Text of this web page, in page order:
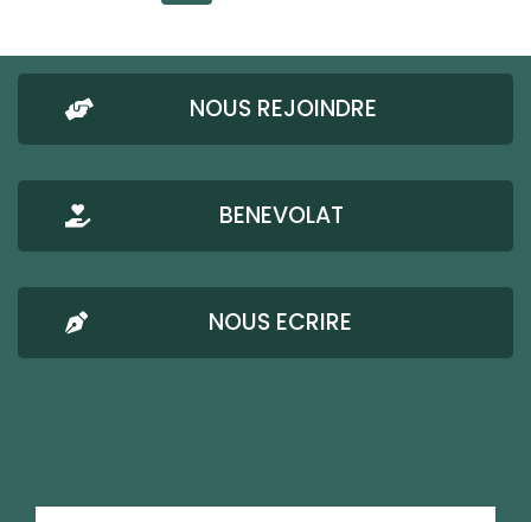
NOUS REJOINDRE
BENEVOLAT
NOUS ECRIRE